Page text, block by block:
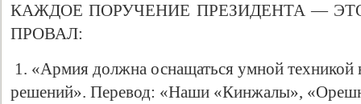
КАЖДОЕ ПОРУЧЕНИЕ ПРЕЗИДЕНТА —
ПРОВАЛ:
1. «Армия должна оснащаться умной техникой
решений». Перевод: «Наши «Кинжалы»,